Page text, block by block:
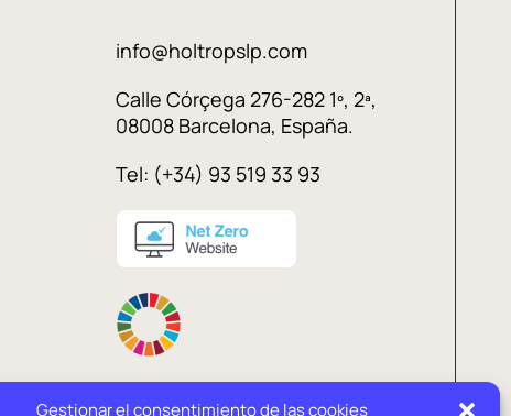
Gestionar el consentimiento de las cookies
info@holtropslp.com
Calle Córçega 276-282 1º, 2ª,
08008 Barcelona, España.
Tel: (+34) 93 519 33 93